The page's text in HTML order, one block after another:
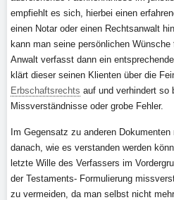
empfiehlt es sich, hierbei einen
einen Notar oder einen Rechtsanwalt
kann man seine persönlichen
Anwalt verfasst dann ein
klärt dieser seinen Klienten über die
Erbschaftsrechts auf und verhindert so
Missverständnisse oder grobe Fehler.
Im Gegensatz zu anderen
danach, wie es verstanden werden
letzte Wille des Verfassers im
der Testaments- Formulierung
zu vermeiden, da man selbst nicht